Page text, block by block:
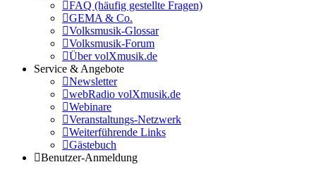
FAQ (häufig gestellte Fragen)
GEMA & Co.
Volksmusik-Glossar
Volksmusik-Forum
Über volXmusik.de
Service & Angebote
Newsletter
webRadio volXmusik.de
Webinare
Veranstaltungs-Netzwerk
Weiterführende Links
Gästebuch
Benutzer-Anmeldung